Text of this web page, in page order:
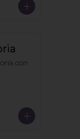
con